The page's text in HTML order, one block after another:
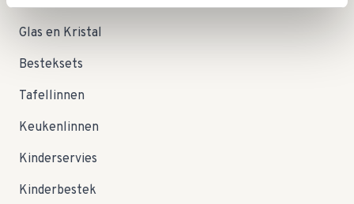
Glas en Kristal
Besteksets
Tafellinnen
Keukenlinnen
Kinderservies
Kinderbestek